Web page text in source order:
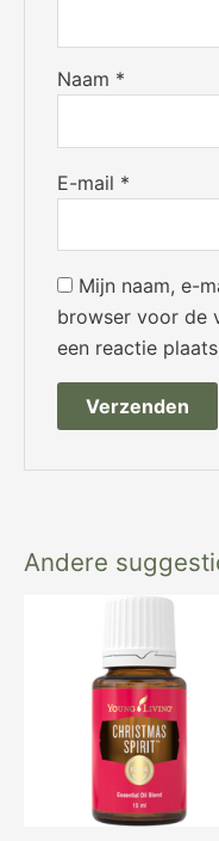
Naam *
E-mail *
Mijn naam, e-
browser voor de
een reactie
Andere